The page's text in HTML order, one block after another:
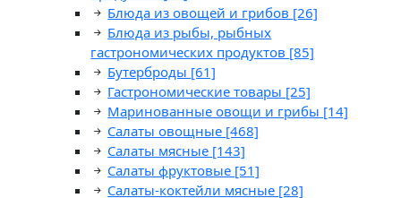
Блюда из овощей и грибов [26]
Блюда из рыбы, рыбных
гастрономических продуктов [85]
Бутерброды [61]
Гастрономические товары [25]
Маринованные овощи и грибы [14]
Салаты овощные [468]
Салаты мясные [143]
Салаты фруктовые [51]
Салаты-коктейли мясные [28]